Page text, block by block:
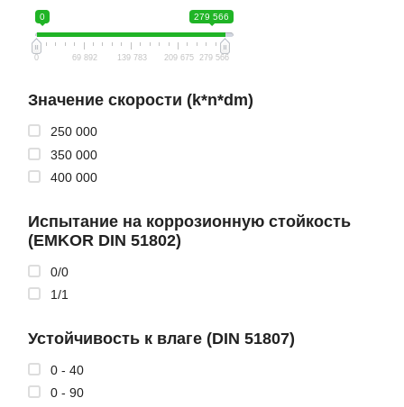
0 279 566
0 69 892 139 783 209 675 279 566
Значение скорости (k*n*dm)
250 000
350 000
400 000
Испытание на коррозионную стойкость
(EMKOR DIN 51802)
0/0
1/1
Устойчивость к влаге (DIN 51807)
0 - 40
0 - 90